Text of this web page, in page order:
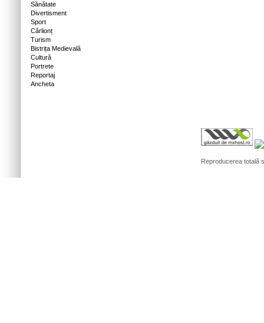
Sănătate
Divertisment
Sport
Cârlionț
Turism
Bistrița Medievală
Cultură
Portrete
Reportaj
Ancheta
Reproducerea totală